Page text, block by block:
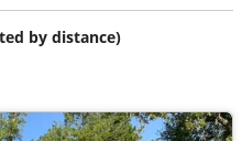
by distance)